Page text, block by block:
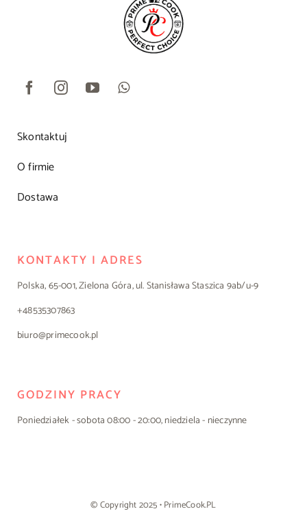
Skontaktuj
O firmie
Dostawa
KONTAKTY I ADRES
Polska, 65-001, Zielona Góra, ul. Stanisława Staszica 9ab/u-9
+48535307863
biuro@primecook.pl
GODZINY PRACY
Poniedziałek - sobota 08:00 - 20:00, niedziela - nieczynne
© Copyright 2025 • PrimeCook.PL